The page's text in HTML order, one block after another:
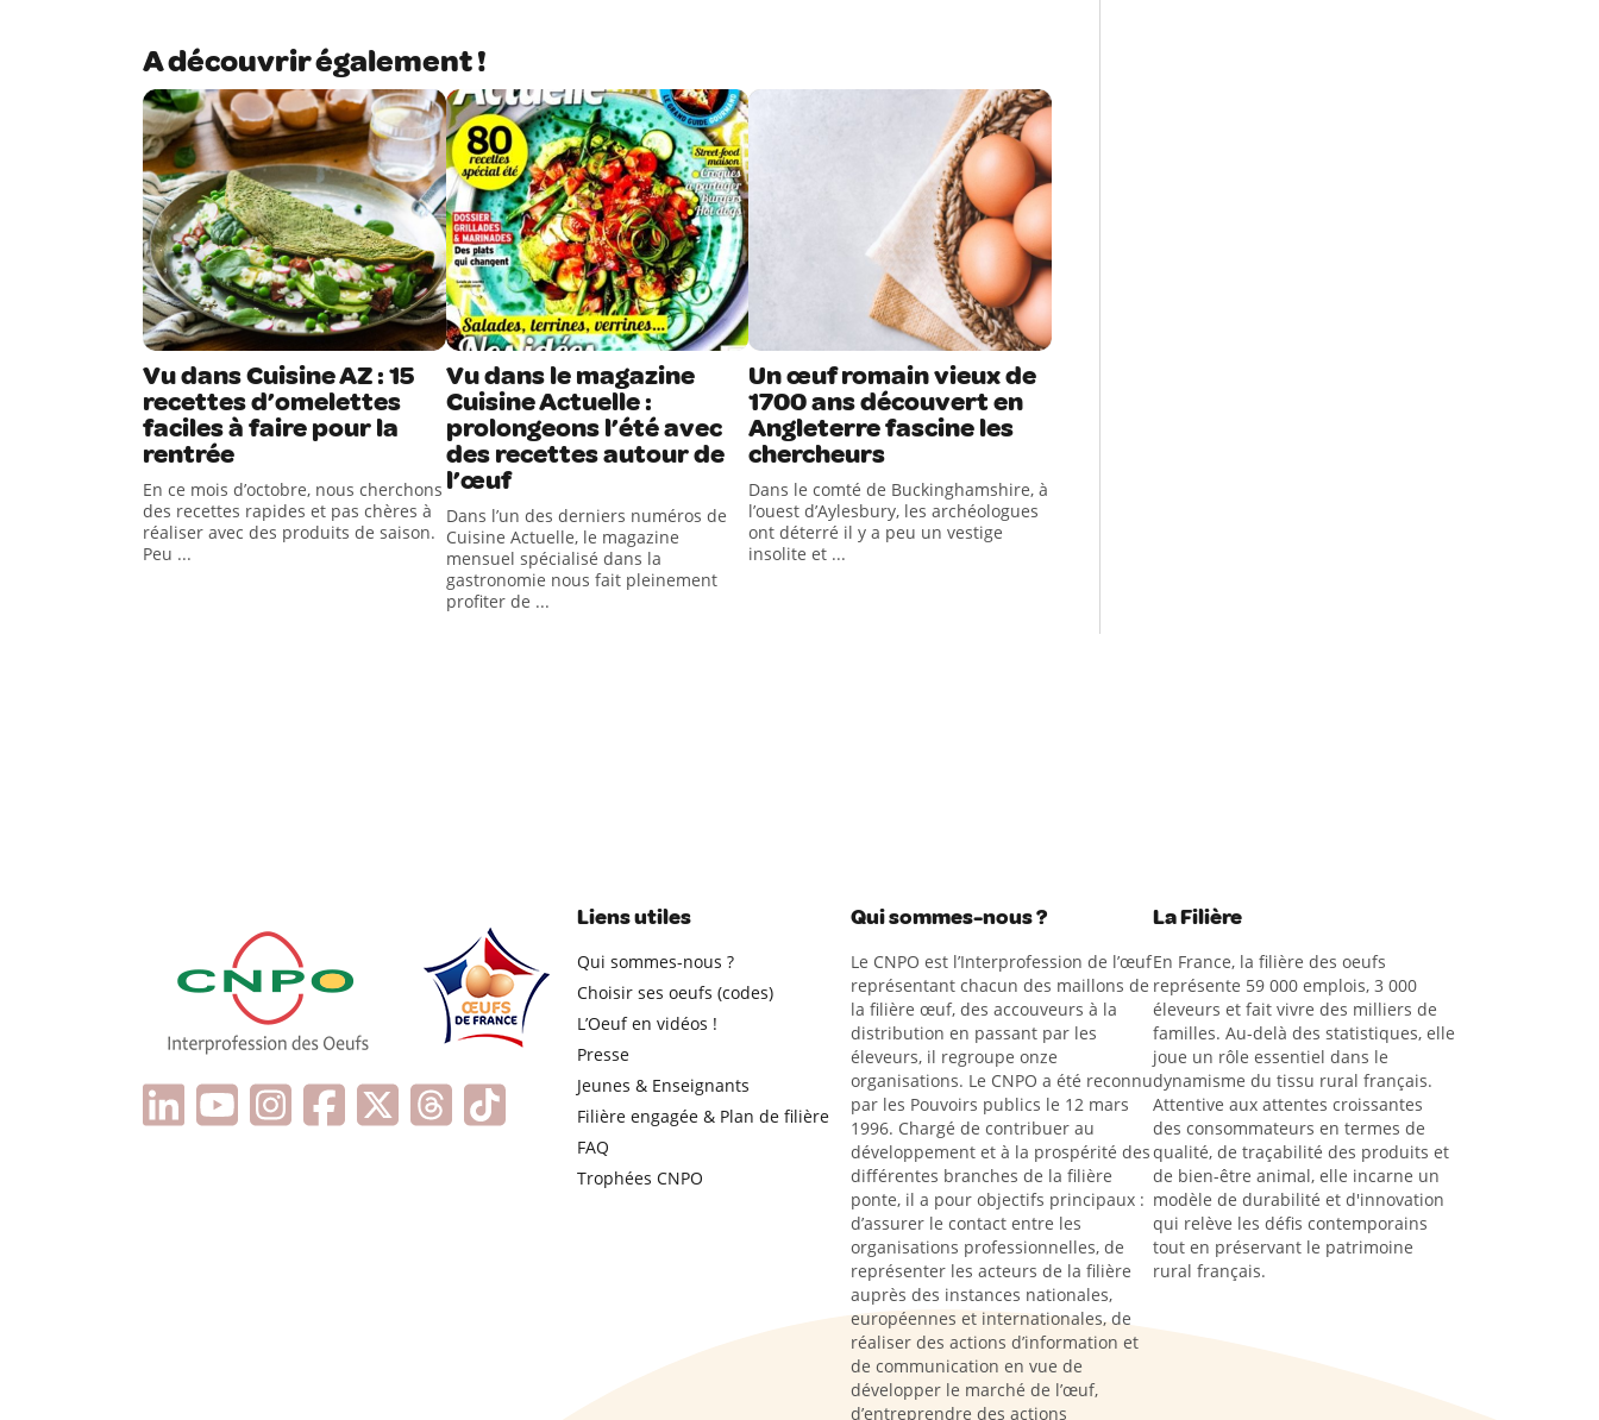
A découvrir également !
Vu dans Cuisine AZ : 15
recettes d’omelettes
faciles à faire pour la
rentrée
En ce mois d’octobre, nous cherchons
des recettes rapides et pas chères à
réaliser avec des produits de saison.
Peu ...
Vu dans le magazine
Cuisine Actuelle :
prolongeons l’été avec
des recettes autour de
l’œuf
Dans l’un des derniers numéros de
Cuisine Actuelle, le magazine
mensuel spécialisé dans la
gastronomie nous fait pleinement
profiter de ...
Un œuf romain vieux de
1700 ans découvert en
Angleterre fascine les
chercheurs
Dans le comté de Buckinghamshire, à
l’ouest d’Aylesbury, les archéologues
ont déterré il y a peu un vestige
insolite et ...
Liens utiles
Qui sommes-nous ?
Choisir ses oeufs (codes)
L’Oeuf en vidéos !
Presse
Jeunes & Enseignants
Filière engagée & Plan de filière
FAQ
Trophées CNPO
Qui sommes-nous ?
Le CNPO est l’Interprofession de l’œuf
représentant chacun des maillons de
la filière œuf, des accouveurs à la
distribution en passant par les
éleveurs, il regroupe onze
organisations. Le CNPO a été reconnu
par les Pouvoirs publics le 12 mars
1996. Chargé de contribuer au
développement et à la prospérité des
différentes branches de la filière
ponte, il a pour objectifs principaux :
d’assurer le contact entre les
organisations professionnelles, de
représenter les acteurs de la filière
auprès des instances nationales,
européennes et internationales, de
réaliser des actions d’information et
de communication en vue de
développer le marché de l’œuf,
d’entreprendre des actions
La Filière
En France, la filière des oeufs
représente 59 000 emplois, 3 000
éleveurs et fait vivre des milliers de
familles. Au-delà des statistiques, elle
joue un rôle essentiel dans le
dynamisme du tissu rural français.
Attentive aux attentes croissantes
des consommateurs en termes de
qualité, de traçabilité des produits et
de bien-être animal, elle incarne un
modèle de durabilité et d'innovation
qui relève les défis contemporains
tout en préservant le patrimoine
rural français.